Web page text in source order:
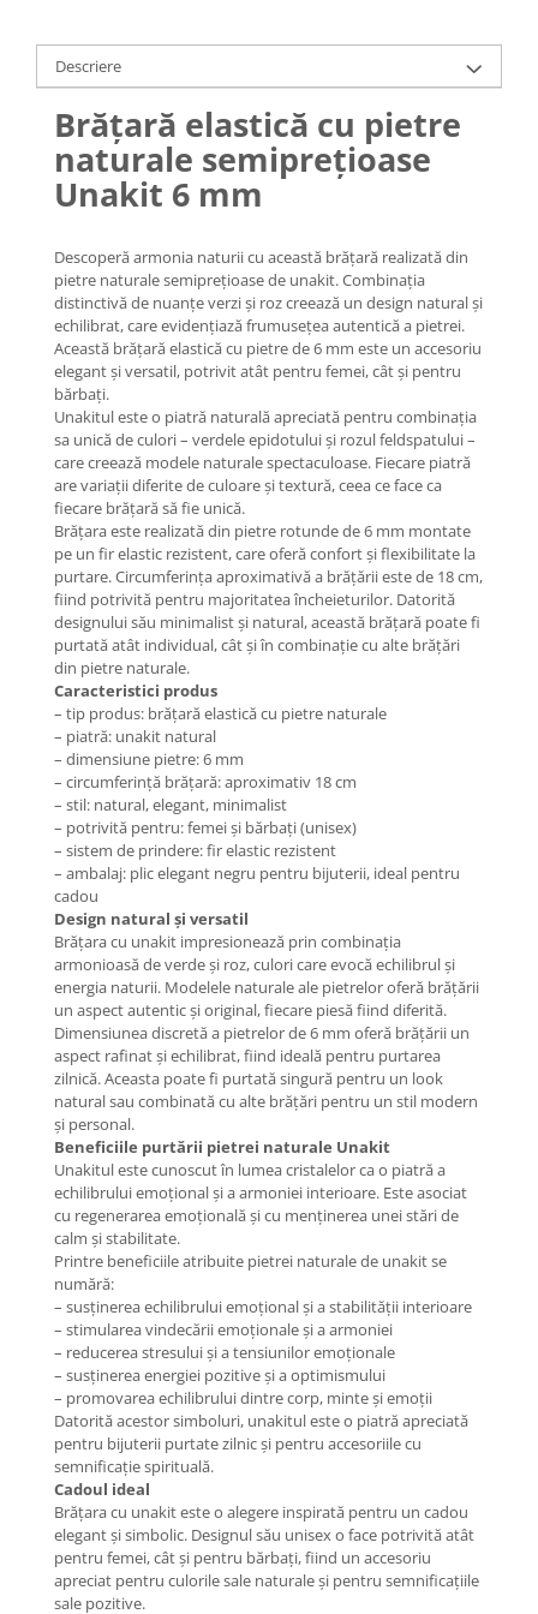
Lănțișoare cu Zodii
Lănțișoare cu Molecule
Lănțișoare cu Pietre Naturale
Lănțișoare Argint Diverse
Coliere cu Perle Naturale
Coliere cu Perle Preciosa
COLIERE ȘNUR REGLABIL
Coliere cu Inimioare
Coliere cu Cruce
Coliere cu Stea
Coliere cu Soare
Coliere cu Semilună
Coliere cu Zodii
Coliere cu Flori
Coliere cu Animale
Coliere cu Molecule
Coliere Diverse
BRĂȚĂRI
BRĂȚĂRI CU ȘNUR REGLABIL
Brățări din Aur cu șnur reglabil
Brățări din Argint cu șnur reglabil
BRĂȚĂRI CU PIETRE SEMIPREȚIOASE
Brățări din Aur cu pietre
semiprețioase
Brățări din Argint cu pietre
semiprețioase
Brățări elastice cu pietre
semiprețioase
BRĂȚĂRI DE PICIOR
Brățări de picior din Aur
Brățări de picior din Argint
COLIERE
Coliere cu mărgele colorate și
Argint
Coliere cu pietre semiprețioase
Descriere
Brățară elastică cu pietre
naturale semiprețioase
Unakit 6 mm
Descoperă armonia naturii cu această brățară realizată din
pietre naturale semiprețioase de unakit. Combinația
distinctivă de nuanțe verzi și roz creează un design natural și
echilibrat, care evidențiază frumusețea autentică a pietrei.
Această brățară elastică cu pietre de 6 mm este un accesoriu
elegant și versatil, potrivit atât pentru femei, cât și pentru
bărbați.
Unakitul este o piatră naturală apreciată pentru combinația
sa unică de culori – verdele epidotului și rozul feldspatului –
care creează modele naturale spectaculoase. Fiecare piatră
are variații diferite de culoare și textură, ceea ce face ca
fiecare brățară să fie unică.
Brățara este realizată din pietre rotunde de 6 mm montate
pe un fir elastic rezistent, care oferă confort și flexibilitate la
purtare. Circumferința aproximativă a brățării este de 18 cm,
fiind potrivită pentru majoritatea încheieturilor. Datorită
designului său minimalist și natural, această brățară poate fi
purtată atât individual, cât și în combinație cu alte brățări
din pietre naturale.
Caracteristici produs
– tip produs: brățară elastică cu pietre naturale
– piatră: unakit natural
– dimensiune pietre: 6 mm
– circumferință brățară: aproximativ 18 cm
– stil: natural, elegant, minimalist
– potrivită pentru: femei și bărbați (unisex)
– sistem de prindere: fir elastic rezistent
– ambalaj: plic elegant negru pentru bijuterii, ideal pentru
cadou
Design natural și versatil
Brățara cu unakit impresionează prin combinația
armonioasă de verde și roz, culori care evocă echilibrul și
energia naturii. Modelele naturale ale pietrelor oferă brățării
un aspect autentic și original, fiecare piesă fiind diferită.
Dimensiunea discretă a pietrelor de 6 mm oferă brățării un
aspect rafinat și echilibrat, fiind ideală pentru purtarea
zilnică. Aceasta poate fi purtată singură pentru un look
natural sau combinată cu alte brățări pentru un stil modern
și personal.
Beneficiile purtării pietrei naturale Unakit
Unakitul este cunoscut în lumea cristalelor ca o piatră a
echilibrului emoțional și a armoniei interioare. Este asociat
cu regenerarea emoțională și cu menținerea unei stări de
calm și stabilitate.
Printre beneficiile atribuite pietrei naturale de unakit se
numără:
– susținerea echilibrului emoțional și a stabilității interioare
– stimularea vindecării emoționale și a armoniei
– reducerea stresului și a tensiunilor emoționale
– susținerea energiei pozitive și a optimismului
– promovarea echilibrului dintre corp, minte și emoții
Datorită acestor simboluri, unakitul este o piatră apreciată
pentru bijuterii purtate zilnic și pentru accesoriile cu
semnificație spirituală.
Cadoul ideal
Brățara cu unakit este o alegere inspirată pentru un cadou
elegant și simbolic. Designul său unisex o face potrivită atât
pentru femei, cât și pentru bărbați, fiind un accesoriu
apreciat pentru culorile sale naturale și pentru semnificațiile
sale pozitive.